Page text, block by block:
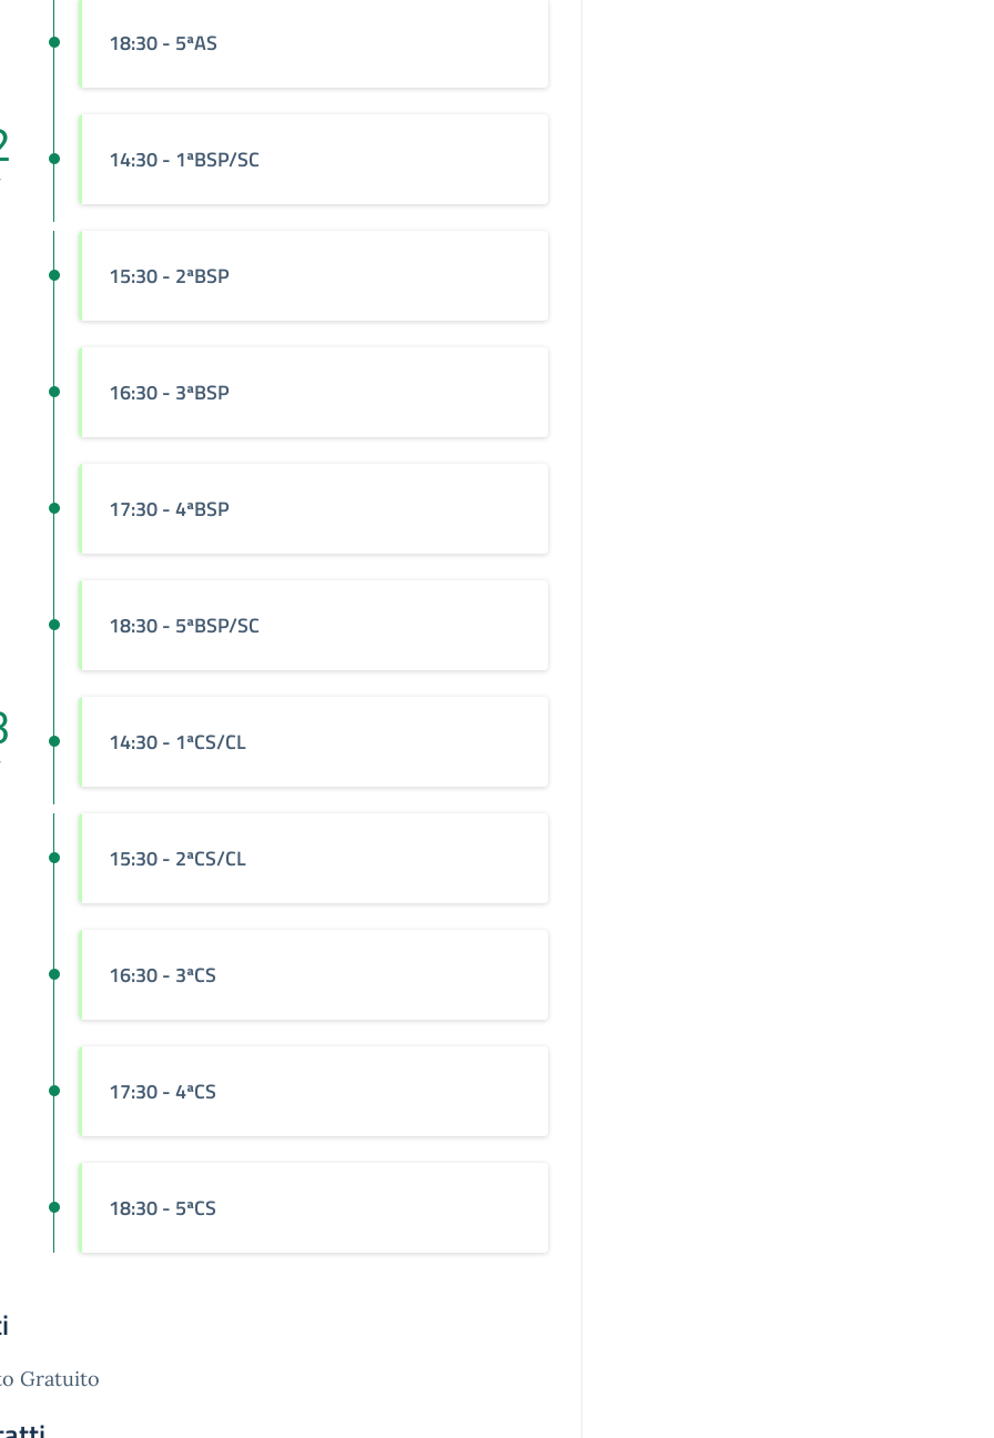
18:30- 5ªAS
14:30- 1ªBSP/SC
15:30- 2ªBSP
16:30- 3ªBSP
17:30- 4ªBSP
18:30- 5ªBSP/SC
14:30- 1ªCS/CL
15:30- 2ªCS/CL
16:30- 3ªCS
17:30- 4ªCS
18:30- 5ªCS
Gratuito